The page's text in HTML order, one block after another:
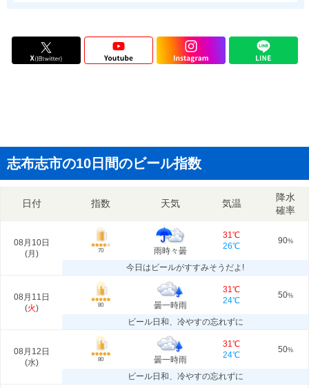
志布志市の10日間のビール指数
日付 指数 天気 気温
降水
確率
08月10日
(月 ) 70 雨時々曇
31℃
26℃
90%
今日はビールがすすみそうだよ!
08月11日
(火) 80 曇一時雨
31℃
24℃
50%
ビール日和、冷やすの忘れずに
08月12日
(水) 80 曇一時雨
31℃
24℃
50%
ビール日和、冷やすの忘れずに